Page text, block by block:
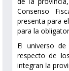
Consenso
presenta para
para la
El universo
respecto de
integran la